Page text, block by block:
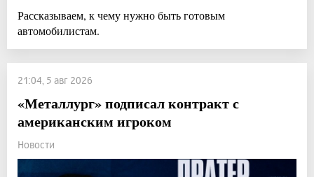
Рассказываем, к чему нужно быть готовым
автомобилистам.
21:04, 5 авг 2026
«Металлург» подписал контракт с
американским игроком
Новости